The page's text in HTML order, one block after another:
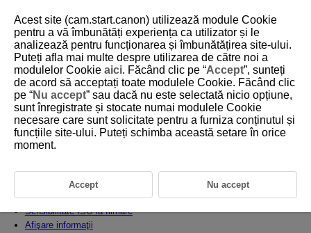
D101-195
Referinţe
Acest capitol oferă informaţii de referinţă pentru funcţiile aparatului.
Importul imaginilor în calculator
Ghid de depanare
Coduri de eroare
Hartă sistem
Sensibilitate ISO la filmare
Afişare informaţii
Acest site (cam.start.canon) utilizează module Cookie
pentru a vă îmbunătăți experiența ca utilizator și le
analizează pentru funcționarea și îmbunătățirea site-ului.
Puteți afla mai multe despre utilizarea de către noi a
modulelor Cookie aici. Făcând clic pe “Accept”, sunteți
de acord să acceptați toate modulele Cookie. Făcând clic
pe “Nu accept” sau dacă nu este selectată nicio opțiune,
sunt înregistrate și stocate numai modulele Cookie
necesare care sunt solicitate pentru a furniza conținutul și
funcțiile site-ului. Puteți schimba această setare în orice
moment.
Accept Nu accept